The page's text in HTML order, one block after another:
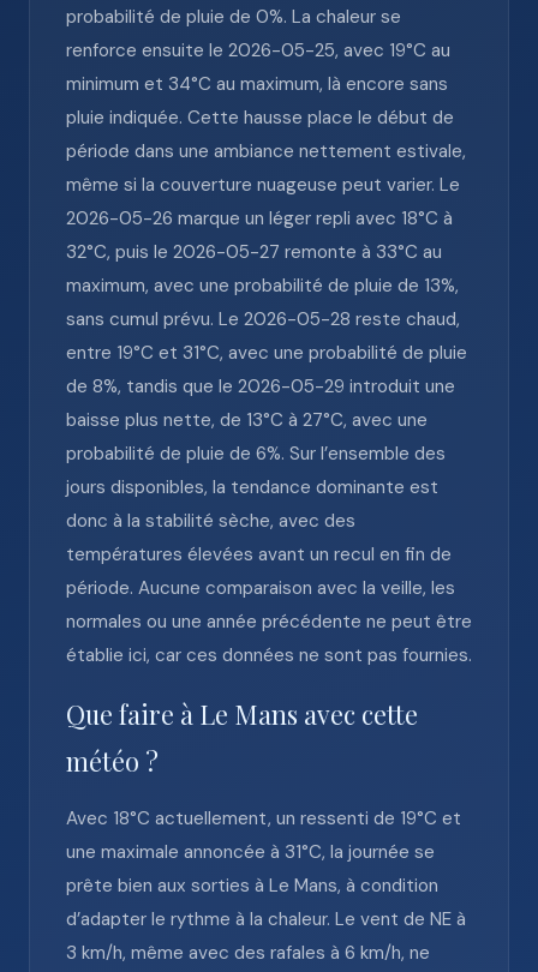
probabilité de pluie de 0%. La chaleur se
renforce ensuite le 2026-05-25, avec 19°C au
minimum et 34°C au maximum, là encore sans
pluie indiquée. Cette hausse place le début de
période dans une ambiance nettement estivale,
même si la couverture nuageuse peut varier. Le
2026-05-26 marque un léger repli avec 18°C à
32°C, puis le 2026-05-27 remonte à 33°C au
maximum, avec une probabilité de pluie de 13%,
sans cumul prévu. Le 2026-05-28 reste chaud,
entre 19°C et 31°C, avec une probabilité de pluie
de 8%, tandis que le 2026-05-29 introduit une
baisse plus nette, de 13°C à 27°C, avec une
probabilité de pluie de 6%. Sur l’ensemble des
jours disponibles, la tendance dominante est
donc à la stabilité sèche, avec des
températures élevées avant un recul en fin de
période. Aucune comparaison avec la veille, les
normales ou une année précédente ne peut être
établie ici, car ces données ne sont pas fournies.
Que faire à Le Mans avec cette
météo ?
Avec 18°C actuellement, un ressenti de 19°C et
une maximale annoncée à 31°C, la journée se
prête bien aux sorties à Le Mans, à condition
d’adapter le rythme à la chaleur. Le vent de NE à
3 km/h, même avec des rafales à 6 km/h, ne